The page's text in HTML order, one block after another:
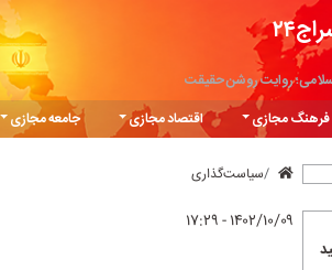
روایت روشن حقیقت
فرهنگ مجازی اقتصاد مجازی جامعه مجازی
سیاست‌گذاری
۱۴۰۲/۱۰/۰۹ - ۱۷:۲۹